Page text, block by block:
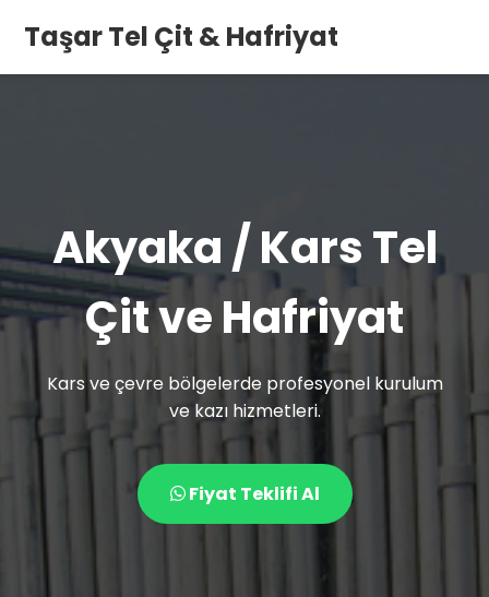
Taşar Tel Çit & Hafriyat
Akyaka / Kars Tel
Çit ve Hafriyat
Kars ve çevre bölgelerde profesyonel kurulum
ve kazı hizmetleri.
Fiyat Teklifi Al